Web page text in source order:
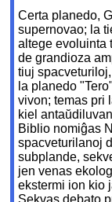
Certa planedo,
supernovao; la
altege evoluinta
de grandioza
tiuj
la planedo
vivon; temas pri
kiel
Biblio nomiĝas
spacveturilanoj
subplande,
jen venas
ekstermi ion kio